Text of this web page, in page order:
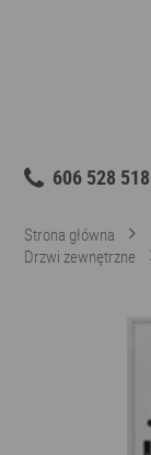
606 528 518
Strona główna
Drzwi zewnętrzne